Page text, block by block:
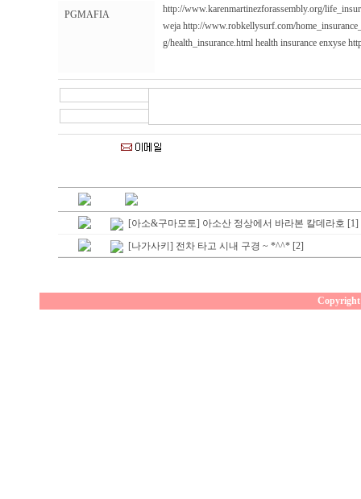
PGMAFIA
http://www.karenmartinezforassembly.org/
weja http://www.robkellysurf.com/
g/health_insurance.html health insurance enxyse
[아소&구마모토] 아소산 정상에서 바라본 칼데라호 [1]
[나가사키] 전차 타고 시내 구경 ~ *^^* [2]
Copyright